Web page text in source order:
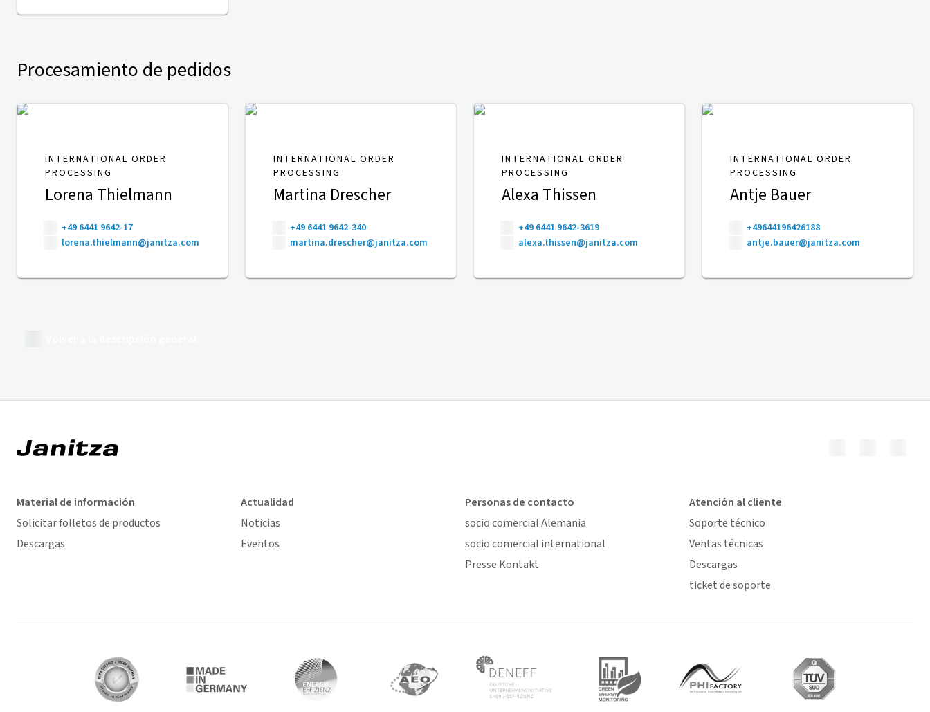
Procesamiento de pedidos
INTERNATIONAL ORDER
PROCESSING
Lorena Thielmann
+49 6441 9642-17
lorena.thielmann@janitza.com
INTERNATIONAL ORDER
PROCESSING
Martina Drescher
+49 6441 9642-340
martina.drescher@janitza.com
INTERNATIONAL ORDER
PROCESSING
Alexa Thissen
+49 6441 9642-3619
alexa.thissen@janitza.com
INTERNATIONAL ORDER
PROCESSING
Antje Bauer
+49644196426188
antje.bauer@janitza.com
Material de información
Solicitar folletos de productos
Descargas
Actualidad
Noticias
Eventos
Personas de contacto
socio comercial Alemania
socio comercial international
Presse Kontakt
Atención al cliente
Soporte técnico
Ventas técnicas
Descargas
ticket de soporte